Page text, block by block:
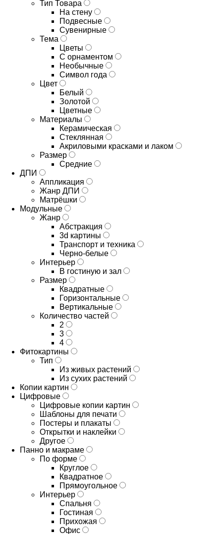
Тип Товара
На стену
Подвесные
Сувенирные
Тема
Цветы
С орнаментом
Необычные
Символ года
Цвет
Белый
Золотой
Цветные
Материалы
Керамическая
Стеклянная
Акриловыми красками и лаком
Размер
Средние
ДПИ
Аппликация
Жанр ДПИ
Матрёшки
Модульные
Жанр
Абстракция
3d картины
Транспорт и техника
Черно-белые
Интерьер
В гостиную и зал
Размер
Квадратные
Горизонтальные
Вертикальные
Количество частей
2
3
4
Фитокартины
Тип
Из живых растений
Из сухих растений
Копии картин
Цифровые
Цифровые копии картин
Шаблоны для печати
Постеры и плакаты
Открытки и наклейки
Другое
Панно и макраме
По форме
Круглое
Квадратное
Прямоугольное
Интерьер
Спальня
Гостиная
Прихожая
Офис